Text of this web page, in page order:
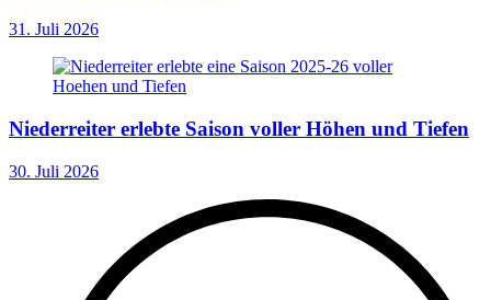
31. Juli 2026
Niederreiter erlebte Saison voller Höhen und Tiefen
30. Juli 2026